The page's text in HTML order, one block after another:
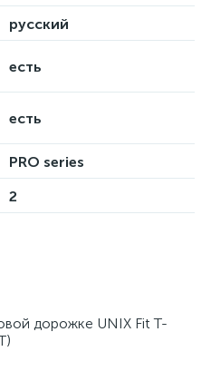
русский
есть
есть
PRO series
2
дорожке UNIX Fit T-